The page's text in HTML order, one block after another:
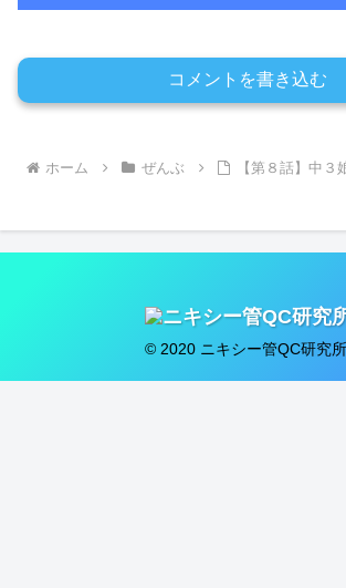
コメントを書き込む
ホーム ぜんぶ 【第８話】中３
© 2020 ニキシー管QC研究所.